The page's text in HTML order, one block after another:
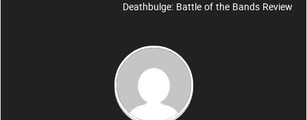
Deathbulge: Battle of the Bands Review